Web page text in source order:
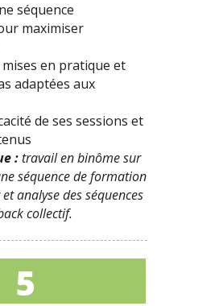
séquence
maximiser
en pratique et
adaptées aux
de ses sessions et
:travail en binôme sur
séquence de formation
analyse des séquences
collectif.
5